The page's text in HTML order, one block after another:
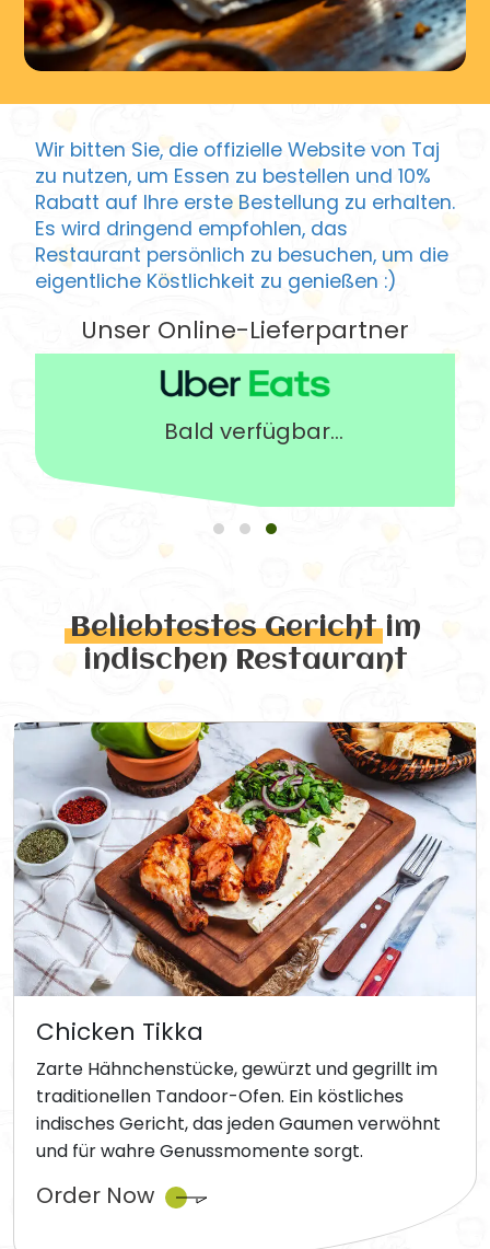
Wir bitten Sie, die offizielle Website von Taj
zu nutzen, um Essen zu bestellen und 10%
Rabatt auf Ihre erste Bestellung zu erhalten.
Es wird dringend empfohlen, das
Restaurant persönlich zu besuchen, um die
eigentliche Köstlichkeit zu genießen :)
Unser Online-Lieferpartner
Bald verfügbar...
Beliebtestes Gerichtim
indischen Restaurant
Chicken Tikka
Zarte Hähnchenstücke, gewürzt und gegrillt im
traditionellen Tandoor-Ofen. Ein köstliches
indisches Gericht, das jeden Gaumen verwöhnt
und für wahre Genussmomente sorgt.
Order Now